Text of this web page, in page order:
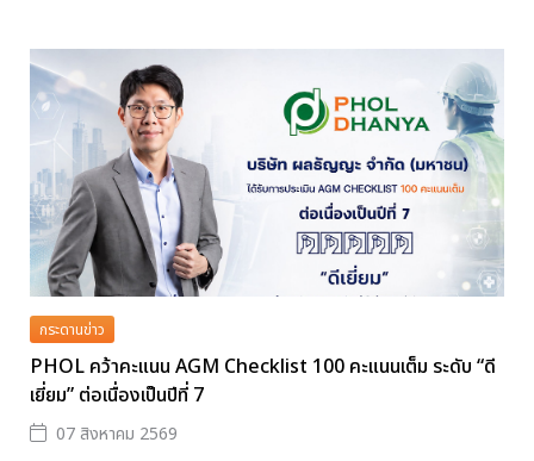
กระดานข่าว
PHOL คว้าคะแนน AGM Checklist 100 คะแนนเต็ม ระดับ “ดี
เยี่ยม” ต่อเนื่องเป็นปีที่ 7
07 สิงหาคม 2569